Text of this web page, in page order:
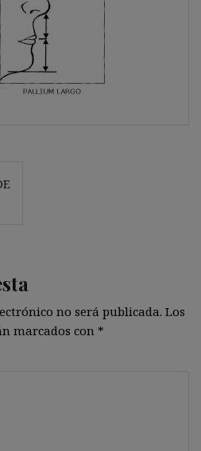
no será publicada. Los
marcados con *